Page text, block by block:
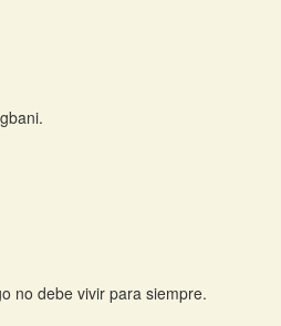
no debe vivir para siempre.